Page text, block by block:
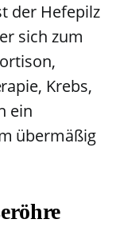
der Hefepilz
sich zum
Krebs,
ein
übermäßig